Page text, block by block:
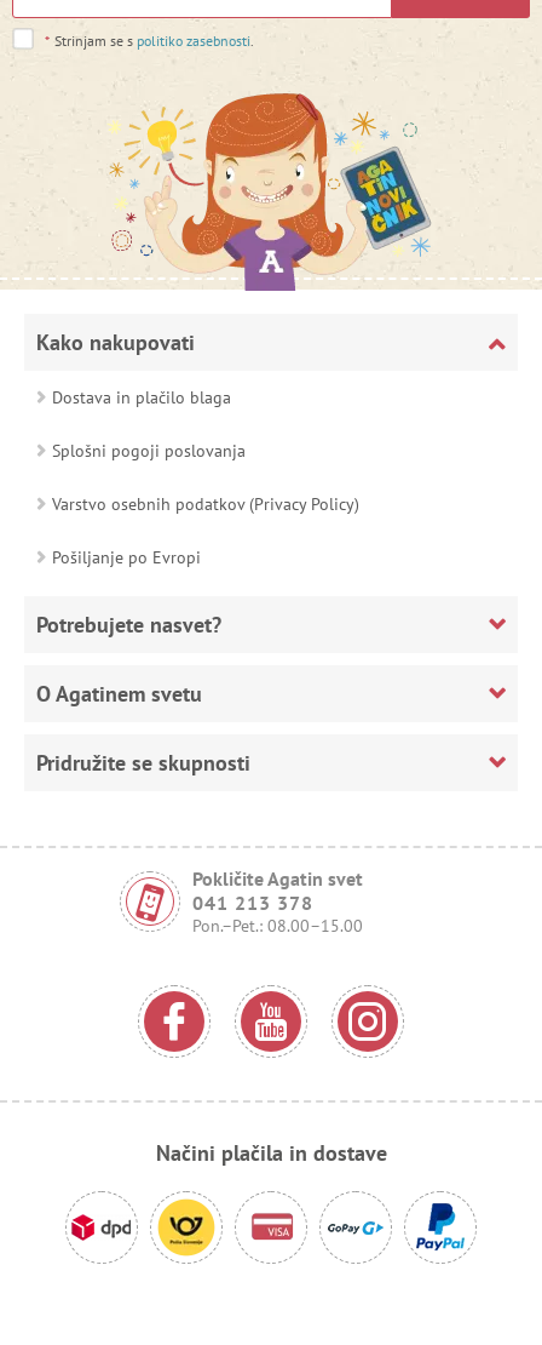
* Strinjam se s politiko zasebnosti
Kako nakupovati
Dostava in plačilo blaga
Splošni pogoji poslovanja
Varstvo osebnih podatkov (Privacy Policy)
Pošiljanje po Evropi
Potrebujete nasvet?
O Agatinem svetu
Pridružite se skupnosti
Pokličite Agatin svet
041 213 378
Pon.–Pet.: 08.00–15.00
Načini plačila in dostave